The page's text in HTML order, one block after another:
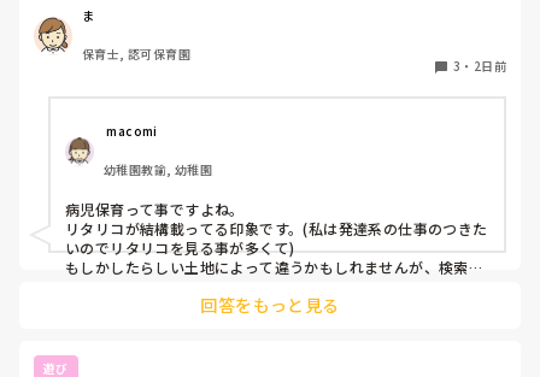
今は保育園勤務ですが、
本当は小児科で保育士として
働きたいです。
しかし、地方なのかそのような求人が
ほぼなく、ホームページなどもチェック
していますが見つかりません😭
もともと、看護師を目指していたのもあって、、
もちろん医療的なことができないのは
わかっていますが💦
ま
保育士, 認可保育園
3 ・ 2日前
macomi
幼稚園教諭, 幼稚園
病児保育って事ですよね。
リタリコが結構載ってる印象です。(私は発達系の仕事のつきた
いのでリタリコを見る事が多くて)
もしかしたらしい土地によって違うかもしれませんが、検索し
回答をもっと見る
遊び